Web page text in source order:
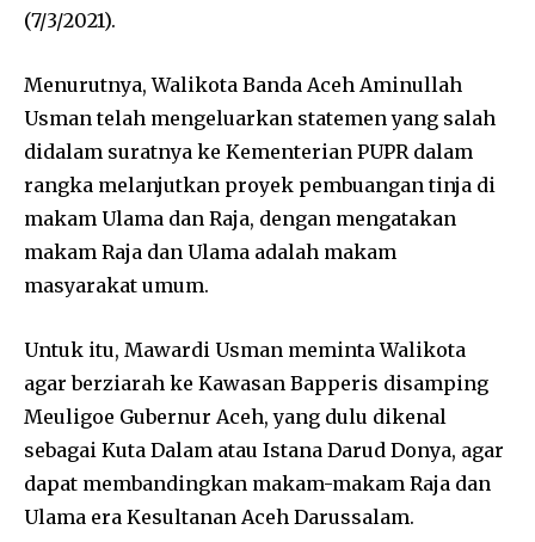
(7/3/2021).
Menurutnya, Walikota Banda Aceh Aminullah
Usman telah mengeluarkan statemen yang salah
didalam suratnya ke Kementerian PUPR dalam
rangka melanjutkan proyek pembuangan tinja di
makam Ulama dan Raja, dengan mengatakan
makam Raja dan Ulama adalah makam
masyarakat umum.
Untuk itu, Mawardi Usman meminta Walikota
agar berziarah ke Kawasan Bapperis disamping
Meuligoe Gubernur Aceh, yang dulu dikenal
sebagai Kuta Dalam atau Istana Darud Donya, agar
dapat membandingkan makam-makam Raja dan
Ulama era Kesultanan Aceh Darussalam.